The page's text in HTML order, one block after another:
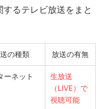
するテレビ放送をまと
の種類 放送の有無
ーネット
生放送
（LIVE）で
視聴可能